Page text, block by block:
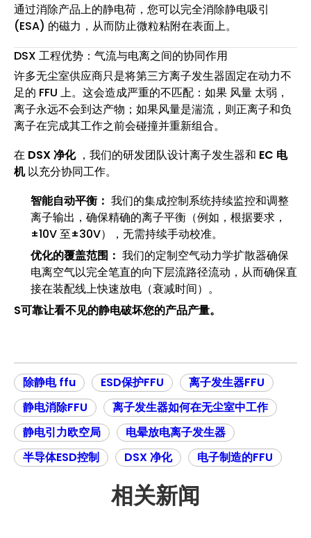
通过消除产品上的静电荷，您可以完全消除静电吸引
(ESA) 的磁力，从而防止微粒粘附在表面上。
DSX 工程优势：气流与电离之间的协同作用
许多无尘室供应商只是将第三方离子发生器固定在动力不
足的 FFU 上。这会造成严重的不匹配：如果 风量 太弱，
离子永远不会到达产物；如果风量是湍流，则正离子和负
离子在完成其工作之前会碰撞并重新组合。
在 DSX 净化 ，我们的研发团队设计离子发生器和 EC 电
机以充分协同工作。
智能自动平衡： 我们的集成控制系统持续监控和调整
离子输出，确保精确的离子平衡（例如，根据要求，
±10V 至±30V），无需持续手动校准。
优化的覆盖范围： 我们的定制空气动力学扩散器确保
电离空气以完全笔直的向下层流路径流动，从而确保直
接在装配线上快速放电（衰减时间）。
S可靠让看不见的静电破坏您的产品产量。
除静电 ffu ESD保护FFU
离子发生器FFU
静电消除FFU
离子发生器如何在无尘室中工作
静电引力欧空局
电晕放电离子发生器
半导体ESD控制
DSX 净化 电子制造的FFU
相关新闻